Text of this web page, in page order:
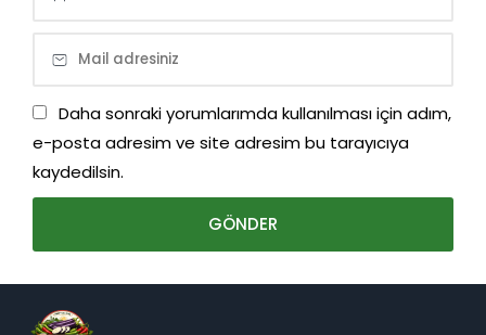
Daha sonraki yorumlarımda kullanılması için adım,
e-posta adresim ve site adresim bu tarayıcıya
kaydedilsin.